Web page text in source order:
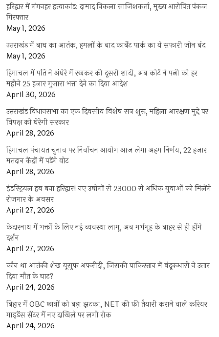
हरिद्वार में गंगनहर हत्याकांड: दामाद निकला साजिशकर्ता, मुख्य आरोपित पंकज
गिरफ्तार
May 1, 2026
उत्तराखंड में बाघ का आतंक, हमलों के बाद कार्बेट पार्क का ये सफारी जोन बंद
May 1, 2026
हिमाचल में पति ने अंधेरे में रखकर की दूसरी शादी, अब कोर्ट ने पत्नी को हर
महीने 25 हजार गुजारा भत्ता देने का दिया आदेश
April 30, 2026
उत्तराखंड विधानसभा का एक दिवसीय विशेष सत्र शुरू, महिला आरक्षण मुद्दे पर
विपक्ष को घेरेगी सरकार
April 28, 2026
हिमाचल पंचायत चुनाव पर निर्वाचन आयोग आज लेगा अहम निर्णय, 22 हजार
मतदान केंद्रों में पड़ेंगे वोट
April 28, 2026
इंडस्ट्रियल हब बना हरिद्वार! नए उद्योगों से 23000 से अधिक युवाओं को मिलेंगे
रोजगार के अवसर
April 27, 2026
केदारनाथ में भक्तों के लिए नई व्यवस्था लागू, अब गर्भगृह के बाहर से ही होंगे
दर्शन
April 27, 2026
कौन था आतंकी शेख यूसुफ अफरीदी, जिसकी पाकिस्तान में बंदूकधारी ने उतार
दिया मौत के घाट?
April 24, 2026
बिहार में OBC छात्रों को बड़ा झटका, NET की फ्री तैयारी कराने वाले करियर
गाइडेंस सेंटर में नए दाखिले पर लगी रोक
April 24, 2026